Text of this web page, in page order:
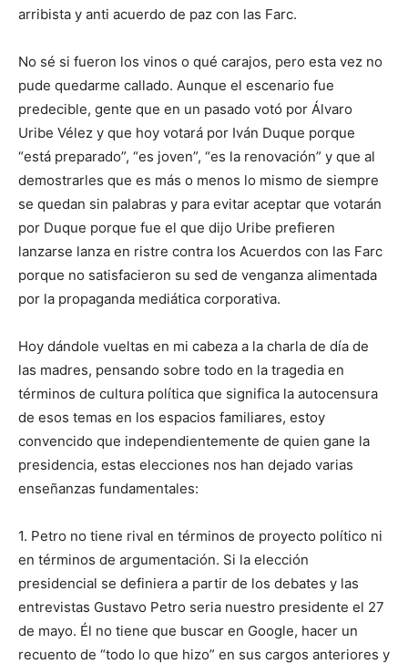
arribista y anti acuerdo de paz con las Farc.
No sé si fueron los vinos o qué carajos, pero esta vez no
pude quedarme callado. Aunque el escenario fue
predecible, gente que en un pasado votó por Álvaro
Uribe Vélez y que hoy votará por Iván Duque porque
“está preparado”, “es joven”, “es la renovación” y que al
demostrarles que es más o menos lo mismo de siempre
se quedan sin palabras y para evitar aceptar que votarán
por Duque porque fue el que dijo Uribe prefieren
lanzarse lanza en ristre contra los Acuerdos con las Farc
porque no satisfacieron su sed de venganza alimentada
por la propaganda mediática corporativa.
Hoy dándole vueltas en mi cabeza a la charla de día de
las madres, pensando sobre todo en la tragedia en
términos de cultura política que significa la autocensura
de esos temas en los espacios familiares, estoy
convencido que independientemente de quien gane la
presidencia, estas elecciones nos han dejado varias
enseñanzas fundamentales:
1. Petro no tiene rival en términos de proyecto político ni
en términos de argumentación. Si la elección
presidencial se definiera a partir de los debates y las
entrevistas Gustavo Petro seria nuestro presidente el 27
de mayo. Él no tiene que buscar en Google, hacer un
recuento de “todo lo que hizo” en sus cargos anteriores y